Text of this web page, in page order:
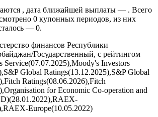
, дата ближайшей выплаты — . Всего
0 купонных периодов, из них
— 0.
финансов Республики
Государственный, с рейтингом
Service(07.07.2025),Moody's Investors
Global Ratings(13.12.2025),S&P Global
Ratings(08.06.2026),Fitch
for Economic Co-operation and
Europe(10.05.2022)